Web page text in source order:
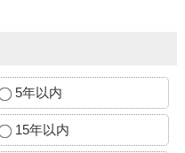
5年以内
15年以内